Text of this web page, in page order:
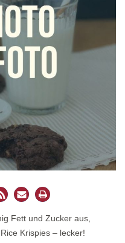
Fett und Zucker aus,
Krispies – lecker!